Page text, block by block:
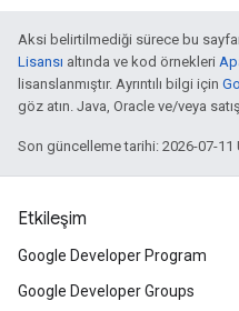
Aksi belirtilmediği sürece bu
Lisansı altında ve kod örnekleri
lisanslanmıştır. Ayrıntılı bilgi için
göz atın. Java, Oracle ve/veya
Son güncelleme tarihi: 2026-07-11
Etkileşim
Google Developer Program
Google Developer Groups